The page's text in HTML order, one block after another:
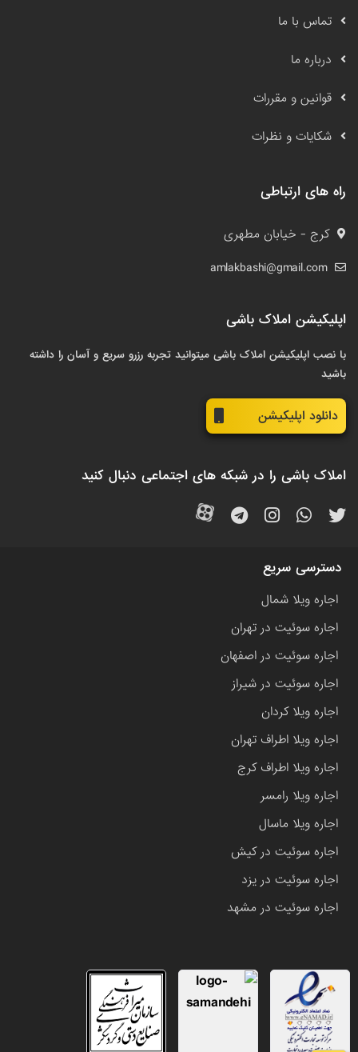
تماس با ما
درباره ما
قوانین و مقررات
شکایات و نظرات
راه های ارتباطی
کرج - خیابان مطهری
amlakbashi@gmail.com
اپلیکیشن املاک باشی
با نصب اپلیکیشن املاک باشی میتوانید تجربه رزرو سریع و آسان را داشته
باشید
دانلود اپلیکیشن
املاک باشی را در شبکه های اجتماعی دنبال کنید
دسترسی سریع
اجاره ویلا شمال
اجاره سوئیت در تهران
اجاره سوئیت در اصفهان
اجاره سوئیت در شیراز
اجاره ویلا کردان
اجاره ویلا اطراف تهران
اجاره ویلا اطراف کرج
اجاره ویلا رامسر
اجاره ویلا ماسال
اجاره سوئیت در کیش
اجاره سوئیت در یزد
اجاره سوئیت در مشهد